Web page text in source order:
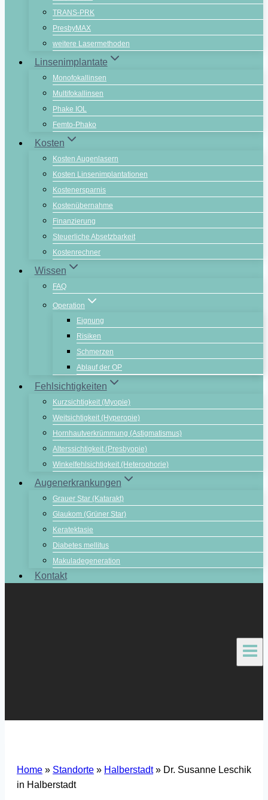
TRANS-PRK
PresbyMAX
weitere Lasermethoden
Linsenimplantate
Monofokallinsen
Multifokallinsen
Phake IOL
Femto-Phako
Kosten
Kosten Augenlasern
Kosten Linsenimplantationen
Kostenersparnis
Kostenübernahme
Finanzierung
Steuerliche Absetzbarkeit
Kostenrechner
Wissen
FAQ
Operation
Eignung
Risiken
Schmerzen
Ablauf der OP
Fehlsichtigkeiten
Kurzsichtigkeit (Myopie)
Weitsichtigkeit (Hyperopie)
Hornhautverkrümmung (Astigmatismus)
Alterssichtigkeit (Presbyopie)
Winkelfehlsichtigkeit (Heterophorie)
Augenerkrankungen
Grauer Star (Katarakt)
Glaukom (Grüner Star)
Keratektasie
Diabetes mellitus
Makuladegeneration
Kontakt
Home » Standorte » Halberstadt» Dr. Susanne Leschik
in Halberstadt